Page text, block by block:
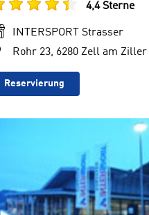
4,4 Sterne
INTERSPORT Strasser
Rohr 23, 6280 Zell am Ziller
Reservierung